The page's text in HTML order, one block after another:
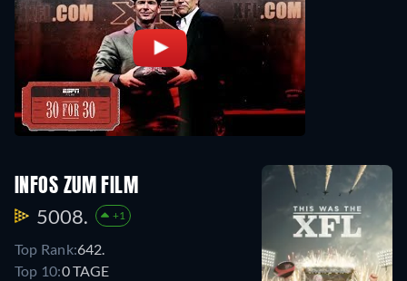
INFOS ZUM FILM
5008. +1
Top Rank:642.
Top 10:0 TAGE